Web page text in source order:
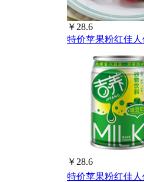
￥28.6
特价苹果粉红佳人
￥28.6
特价苹果粉红佳人